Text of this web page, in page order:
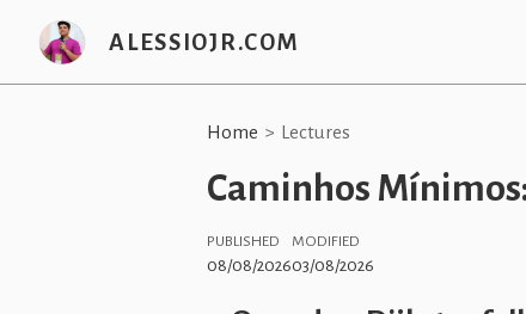
ALESSIOJR.COM
Home Lectures
Caminhos
PUBLISHED
08/08/2026
MODIFIED
03/08/2026